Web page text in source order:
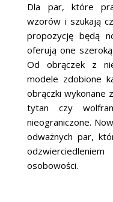
Dla par, które
wzorów i szukają
propozycję będą
oferują one
Od obrączek z
modele zdobione
obrączki wykonane
tytan czy
nieograniczone.
odważnych par,
osobowości.